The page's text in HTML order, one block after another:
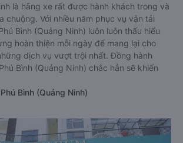
là hãng xe rất được hành khách trong và
chuộng. Với nhiều năm phục vụ vận tải
Bình (Quảng Ninh) luôn luôn thấu hiểu
hoàn thiện mỗi ngày để mang lại cho
dịch vụ vượt trội nhất. Đồng hành
Bình (Quảng Ninh) chắc hẳn sẽ khiến
Bình (Quảng Ninh)